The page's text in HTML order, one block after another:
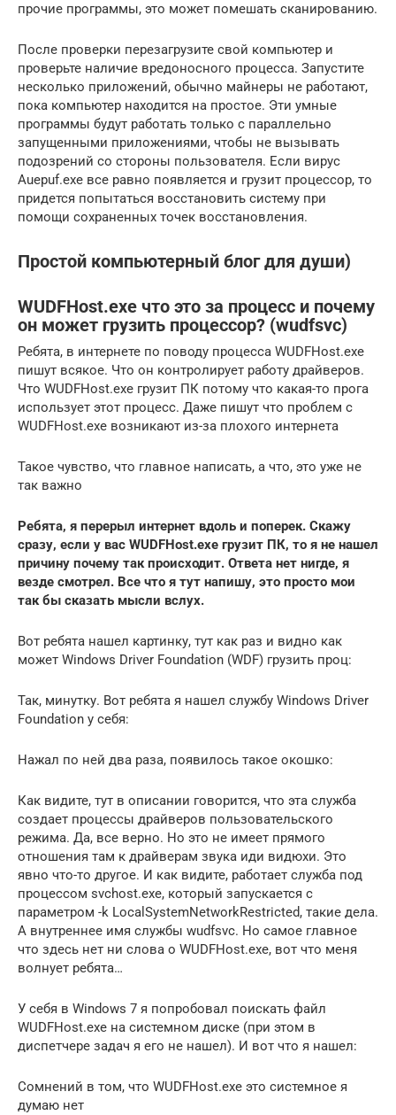
прочие программы, это может помешать сканированию.
После проверки перезагрузите свой компьютер и
проверьте наличие вредоносного процесса. Запустите
несколько приложений, обычно майнеры не работают,
пока компьютер находится на простое. Эти умные
программы будут работать только с параллельно
запущенными приложениями, чтобы не вызывать
подозрений со стороны пользователя. Если вирус
Auepuf.exe все равно появляется и грузит процессор, то
придется попытаться восстановить систему при
помощи сохраненных точек восстановления.
Простой компьютерный блог для души)
WUDFHost.exe что это за процесс и почему
он может грузить процессор? (wudfsvc)
Ребята, в интернете по поводу процесса WUDFHost.exe
пишут всякое. Что он контролирует работу драйверов.
Что WUDFHost.exe грузит ПК потому что какая-то прога
использует этот процесс. Даже пишут что проблем с
WUDFHost.exe возникают из-за плохого интернета
Такое чувство, что главное написать, а что, это уже не
так важно
Ребята, я перерыл интернет вдоль и поперек. Скажу
сразу, если у вас WUDFHost.exe грузит ПК, то я не нашел
причину почему так происходит. Ответа нет нигде, я
везде смотрел. Все что я тут напишу, это просто мои
так бы сказать мысли вслух.
Вот ребята нашел картинку, тут как раз и видно как
может Windows Driver Foundation (WDF) грузить проц:
Так, минутку. Вот ребята я нашел службу Windows Driver
Foundation у себя:
Нажал по ней два раза, появилось такое окошко:
Как видите, тут в описании говорится, что эта служба
создает процессы драйверов пользовательского
режима. Да, все верно. Но это не имеет прямого
отношения там к драйверам звука иди видюхи. Это
явно что-то другое. И как видите, работает служба под
процессом svchost.exe, который запускается с
параметром -k LocalSystemNetworkRestricted, такие дела.
А внутреннее имя службы wudfsvc. Но самое главное
что здесь нет ни слова о WUDFHost.exe, вот что меня
волнует ребята…
У себя в Windows 7 я попробовал поискать файл
WUDFHost.exe на системном диске (при этом в
диспетчере задач я его не нашел). И вот что я нашел:
Сомнений в том, что WUDFHost.exe это системное я
думаю нет